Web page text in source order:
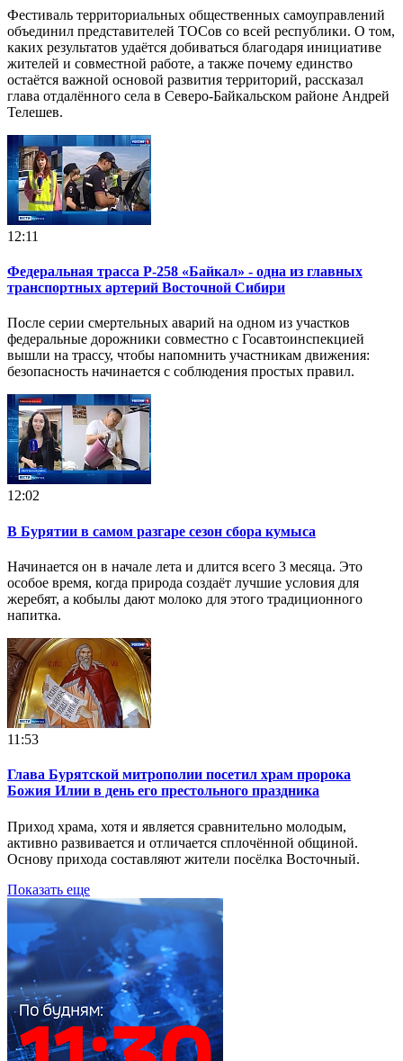
Фестиваль территориальных общественных самоуправлений
объединил представителей ТОСов со всей республики. О том,
каких результатов удаётся добиваться благодаря инициативе
жителей и совместной работе, а также почему единство
остаётся важной основой развития территорий, рассказал
глава отдалённого села в Северо-Байкальском районе Андрей
Телешев.
12:11
Федеральная трасса Р-258 «Байкал» - одна из главных
транспортных артерий Восточной Сибири
После серии смертельных аварий на одном из участков
федеральные дорожники совместно с Госавтоинспекцией
вышли на трассу, чтобы напомнить участникам движения:
безопасность начинается с соблюдения простых правил.
12:02
В Бурятии в самом разгаре сезон сбора кумыса
Начинается он в начале лета и длится всего 3 месяца. Это
особое время, когда природа создаёт лучшие условия для
жеребят, а кобылы дают молоко для этого традиционного
напитка.
11:53
Глава Бурятской митрополии посетил храм пророка
Божия Илии в день его престольного праздника
Приход храма, хотя и является сравнительно молодым,
активно развивается и отличается сплочённой общиной.
Основу прихода составляют жители посёлка Восточный.
Показать еще